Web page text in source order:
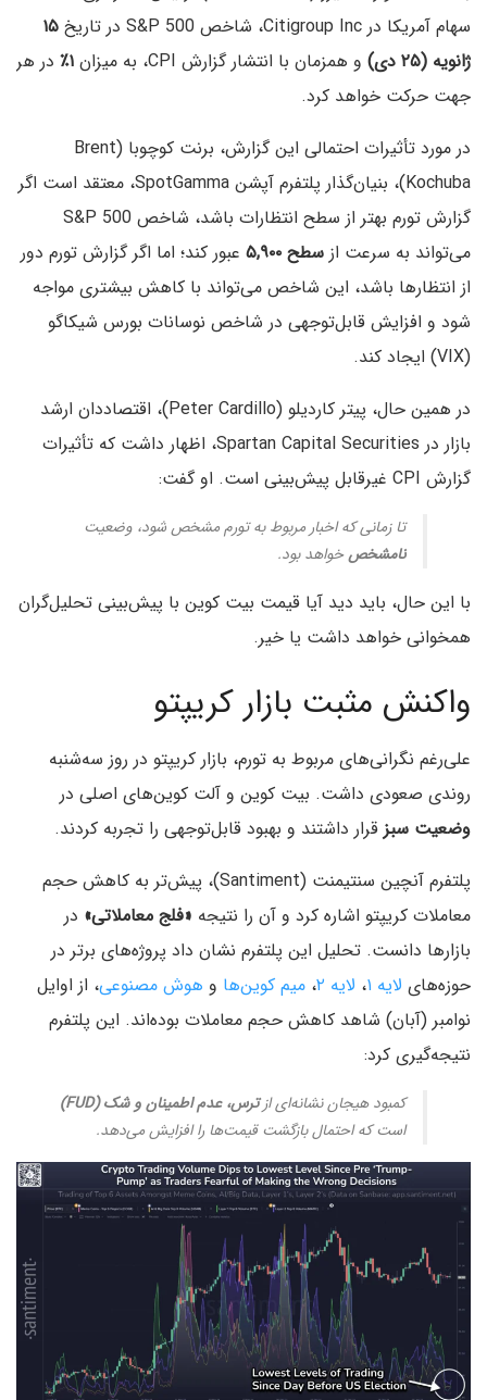
سهام آمریکا در Citigroup Inc، شاخص S&P 500 در تاریخ
۱۵
ژانویه (۲۵ دی)
و همزمان با انتشار گزارش CPI، به میزان ۱٪ در هر
جهت حرکت خواهد کرد.
در مورد تأثیرات احتمالی این گزارش، برنت کوچوبا (Brent
Kochuba)، بنیان‌گذار پلتفرم آپشن SpotGamma، معتقد است اگر
گزارش تورم بهتر از سطح انتظارات باشد، شاخص S&P 500
می‌تواند به سرعت از سطح ۵,۹۰۰
عبور کند؛ اما اگر گزارش تورم دور
از انتظارها باشد، این شاخص می‌تواند با کاهش بیشتری مواجه
شود و افزایش قابل‌توجهی در شاخص نوسانات بورس شیکاگو
(VIX) ایجاد کند.
در همین حال، پیتر کاردیلو (Peter Cardillo)، اقتصاددان ارشد
بازار در Spartan Capital Securities، اظهار داشت که تأثیرات
گزارش CPI غیرقابل پیش‌بینی است. او گفت:
تا زمانی که اخبار مربوط به تورم مشخص شود، وضعیت
نامشخصخواهد بود.
با این حال، باید دید آیا قیمت بیت‌ کوین با پیش‌بینی تحلیل‌گران
همخوانی خواهد داشت یا خیر.
واکنش مثبت بازار کریپتو
علی‌رغم نگرانی‌های مربوط به تورم، بازار کریپتو در روز سه‌شنبه
روندی صعودی داشت. بیت‌ کوین و آلت‌ کوین‌های اصلی در
وضعیت سبز قرار داشتند و بهبود قابل‌توجهی را تجربه کردند.
پلتفرم آنچین سنتیمنت (Santiment)، پیش‌تر به کاهش حجم
معاملات کریپتو اشاره کرد و آن را نتیجه «فلج معاملاتی» در
بازارها دانست. تحلیل این پلتفرم نشان داد پروژه‌های برتر در
حوزه‌های لایه ۱ ، لایه ۲ ، میم‌ کوین‌ها و هوش مصنوعی، از اوایل
نوامبر (آبان) شاهد کاهش حجم معاملات بوده‌اند. این پلتفرم
نتیجه‌گیری کرد:
کمبود هیجان نشانه‌ای ازترس، عدم اطمینان و شک (FUD)
است که احتمال بازگشت‌ قیمت‌ها را افزایش می‌دهد.